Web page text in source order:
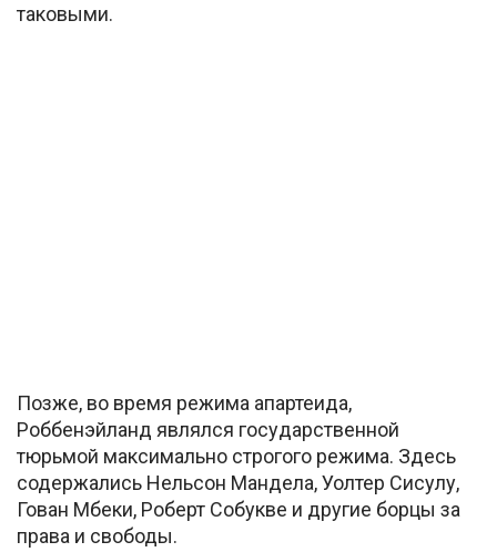
таковыми.
Позже, во время режима апартеида,
Роббенэйланд являлся государственной
тюрьмой максимально строгого режима. Здесь
содержались Нельсон Мандела, Уолтер Сисулу,
Гован Мбеки, Роберт Собукве и другие борцы за
права и свободы.